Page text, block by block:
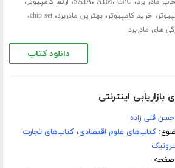
، خرید کامپیوتر،بهترین مادربرد،chip set،
های مادربرد
دانلود کتاب
اینترنتی
حسن قلی زاده
کتاب‌های علوم اقتصادی،کتاب‌های تجارت